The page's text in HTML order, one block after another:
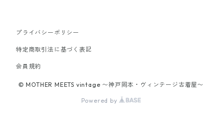
プライバシーポリシー
特定商取引法に基づく表記
会員規約
© MOTHER MEETS vintage 〜神戸岡本・ヴィンテージ古着屋〜
Powered by